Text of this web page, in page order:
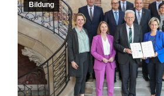
Bildung